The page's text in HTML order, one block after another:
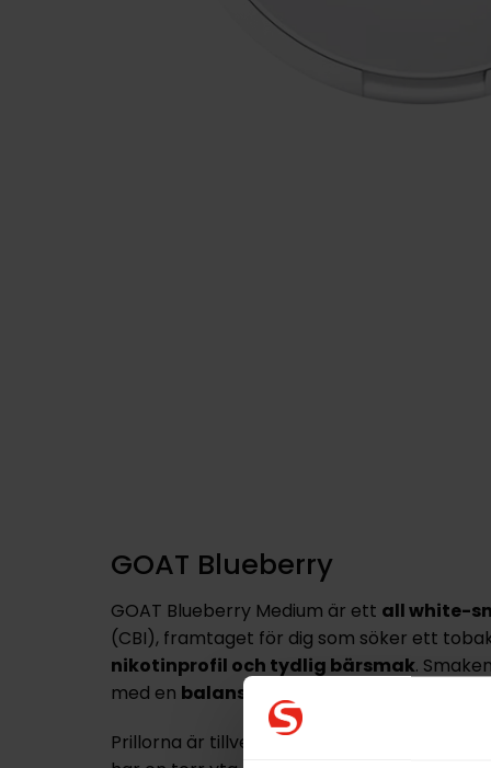
GOAT Blueberry
GOAT Blueberry Medium är ett all white-
(CBI), framtaget för dig som söker ett
nikotinprofil och tydlig bärsmak.
med en balanserad karaktär
Prillorna är tillverkade av växtfiber och